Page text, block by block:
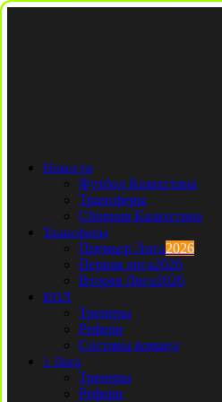
Новости
Футбол Казахстана
Трансферы
Сборная Казахстана
Трансферы
Премьер Лига2026
Первая лига2026
Вторая Лига2026
КПЛ
Тренеры
Рефери
Составы команд
1 Лига
Тренеры
Рефери